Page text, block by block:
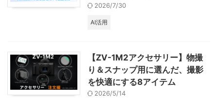
2026/7/30
AI活用
【ZV-1M2アクセサリー】物撮
り＆スナップ用に選んだ、撮影
を快適にする8アイテム
2026/5/14